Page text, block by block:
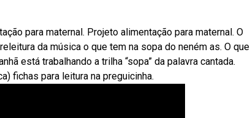
para maternal. Projeto alimentação para maternal. O
da música o que tem na sopa do neném as. O que
está trabalhando a trilha “sopa” da palavra cantada.
fichas para leitura na preguicinha.